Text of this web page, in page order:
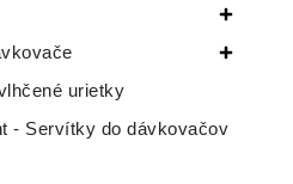
urietky
- Servítky do dávkovačov